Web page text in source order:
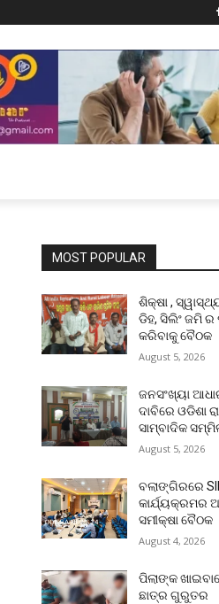
MOST POPULAR
ଶିକ୍ଷା ,
ଡିହ, ସିଲିଂ ଜମି ର
କରିବାକୁ ବୈଠକ
August 5, 2026
ଜନସଂଖ୍ୟା
ଦାବିରେ ଓଡିଶା
ସାମ୍ବାଦିକ
August 5, 2026
ବଲାଙ୍ଗିରରେ
କାର୍ଯ୍ୟକ୍ରମର
ସମୀକ୍ଷା ବୈଠକ
August 4, 2026
ପିଲାଙ୍କ
ଛାତ୍ର ଗୁରୁତର